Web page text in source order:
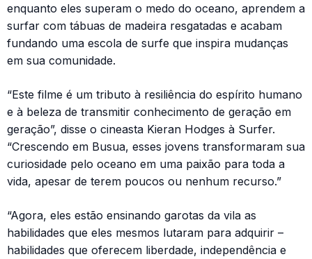
enquanto eles superam o medo do oceano, aprendem a
surfar com tábuas de madeira resgatadas e acabam
fundando uma escola de surfe que inspira mudanças
em sua comunidade.
“Este filme é um tributo à resiliência do espírito humano
e à beleza de transmitir conhecimento de geração em
geração”, disse o cineasta Kieran Hodges à Surfer.
“Crescendo em Busua, esses jovens transformaram sua
curiosidade pelo oceano em uma paixão para toda a
vida, apesar de terem poucos ou nenhum recurso.”
“Agora, eles estão ensinando garotas da vila as
habilidades que eles mesmos lutaram para adquirir –
habilidades que oferecem liberdade, independência e